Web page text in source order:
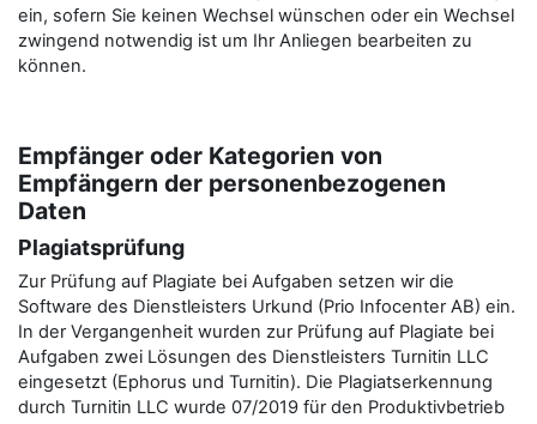
ein, sofern Sie keinen Wechsel wünschen oder ein Wechsel
zwingend notwendig ist um Ihr Anliegen bearbeiten zu
können.
Empfänger oder Kategorien von
Empfängern der personenbezogenen
Daten
Plagiatsprüfung
Zur Prüfung auf Plagiate bei Aufgaben setzen wir die
Software des Dienstleisters Urkund (Prio Infocenter AB) ein.
In der Vergangenheit wurden zur Prüfung auf Plagiate bei
Aufgaben zwei Lösungen des Dienstleisters Turnitin LLC
eingesetzt (Ephorus und Turnitin). Die Plagiatserkennung
durch Turnitin LLC wurde 07/2019 für den Produktivbetrieb